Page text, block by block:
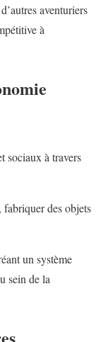
aventuriers
à
sociaux à travers
fabriquer des objets
un système
sein de la